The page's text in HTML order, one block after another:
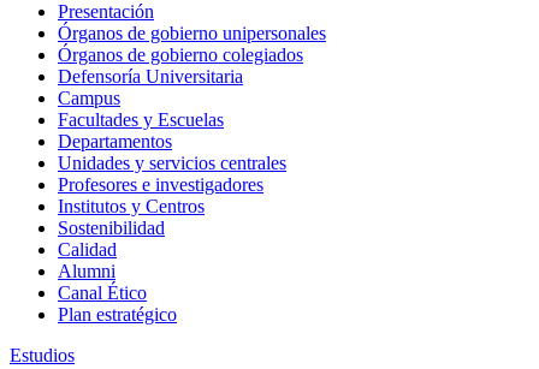
Presentación
Órganos de gobierno unipersonales
Órganos de gobierno colegiados
Defensoría Universitaria
Campus
Facultades y Escuelas
Departamentos
Unidades y servicios centrales
Profesores e investigadores
Institutos y Centros
Sostenibilidad
Calidad
Alumni
Canal Ético
Plan estratégico
Estudios